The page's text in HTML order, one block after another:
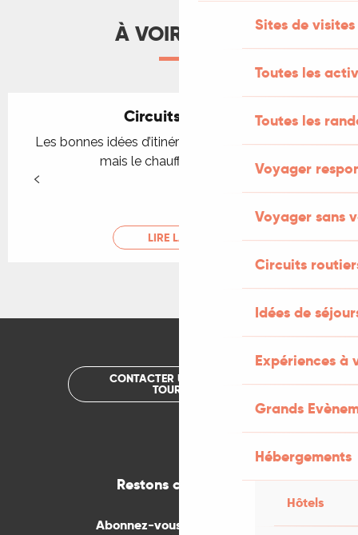
Sites de visites
Toutes les
Toutes les
Voyager
Voyager sans
Circuits
Idées de
Expériences à
Grands
Hébergements
Hôtels
À VOIR AUSSI
Circuits routiers
Les bonnes idées d’itinéraires en voiture c’est nous,
mais le chauffeur c’est vous !
LIRE LA SUITE
CONTACTER UN OFFICE DE
TOURISME
Restons connectés
Abonnez-vous gratuitement